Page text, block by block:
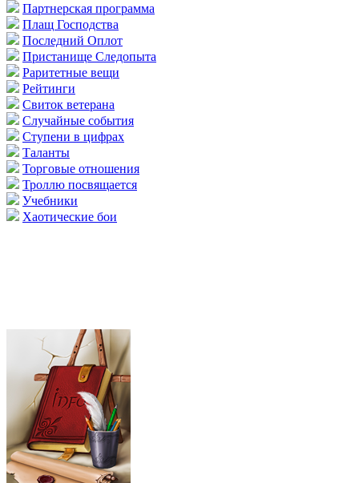
Партнерская программа
Плащ Господства
Последний Оплот
Пристанище Следопыта
Раритетные вещи
Рейтинги
Свиток ветерана
Случайные события
Ступени в цифрах
Таланты
Торговые отношения
Троллю посвящается
Учебники
Хаотические бои